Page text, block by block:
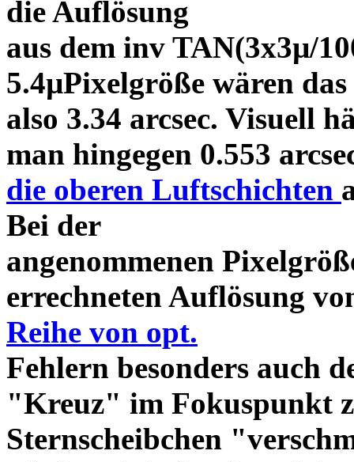
die Auflösung
aus dem inv TAN(3x3µ/
5.4µPixelgröße wären
also 3.34 arcsec. Visuell
man hingegen 0.553
die oberen Luftschichten
Bei der
angenommenen
errechneten Auflösung
Reihe von opt.
Fehlern besonders auch
"Kreuz" im Fokuspunkt
Sternscheibchen